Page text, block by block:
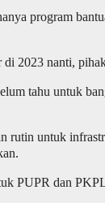
program
2023 nanti,
tahu untuk
rutin untuk
PUPR dan